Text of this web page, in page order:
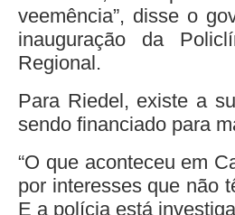
veemência”, disse o
inauguração da
Regional.
Para Riedel, existe a
sendo financiado para
“O que aconteceu em
por interesses que não
E a polícia está